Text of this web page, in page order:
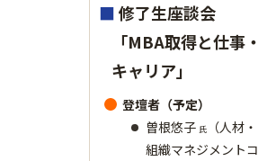
■修了生座談会
「MBA取得と仕事・
キャリア」
登壇者（予定）
曽根悠子 氏
（人材・
組織マネジメントコ